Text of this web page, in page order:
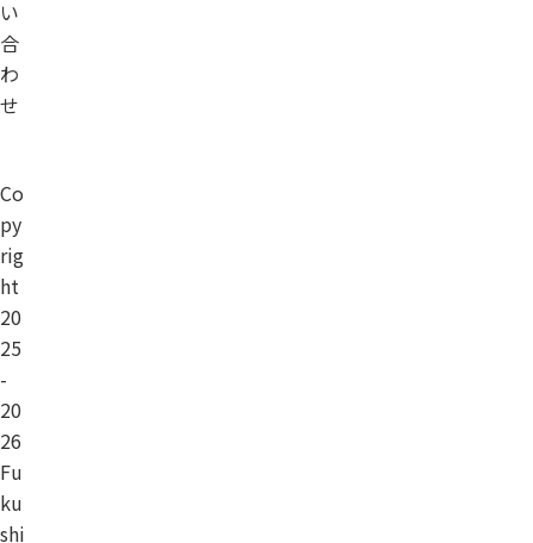
い
合
わ
せ
Co
py
rig
ht
20
25
-
20
26
Fu
ku
shi